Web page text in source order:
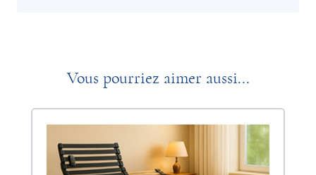
Vous pourriez aimer aussi...